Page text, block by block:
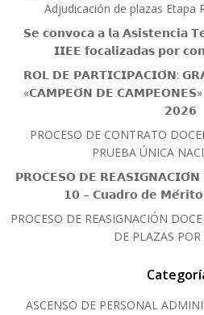
Adjudicación de plazas Etapa
𝗦𝗲 𝗰𝗼𝗻𝘃𝗼𝗰𝗮 𝗮 𝗹𝗮 𝗔𝘀𝗶𝘀𝘁𝗲𝗻𝗰𝗶𝗮
𝗜𝗜𝗘𝗘 𝗳𝗼𝗰𝗮𝗹𝗶𝘇𝗮𝗱𝗮𝘀 𝗽𝗼𝗿
𝗥𝗢𝗟 𝗗𝗘 𝗣𝗔𝗥𝗧𝗜𝗖𝗜𝗣𝗔𝗖𝗜𝗢́𝗡:
«𝗖𝗔𝗠𝗣𝗘𝗢́𝗡 𝗗𝗘
𝟮𝟬𝟮𝟲
PROCESO DE CONTRATO
PRUEBA ÚNICA
𝗣𝗥𝗢𝗖𝗘𝗦𝗢 𝗗𝗘 𝗥𝗘𝗔𝗦𝗜𝗚𝗡𝗔𝗖𝗜𝗢́𝗡
𝟭𝟬 – 𝗖𝘂𝗮𝗱𝗿𝗼 𝗱𝗲
PROCESO DE REASIGNACIÓN
DE PLAZAS POR
ASCENSO DE PERSONAL